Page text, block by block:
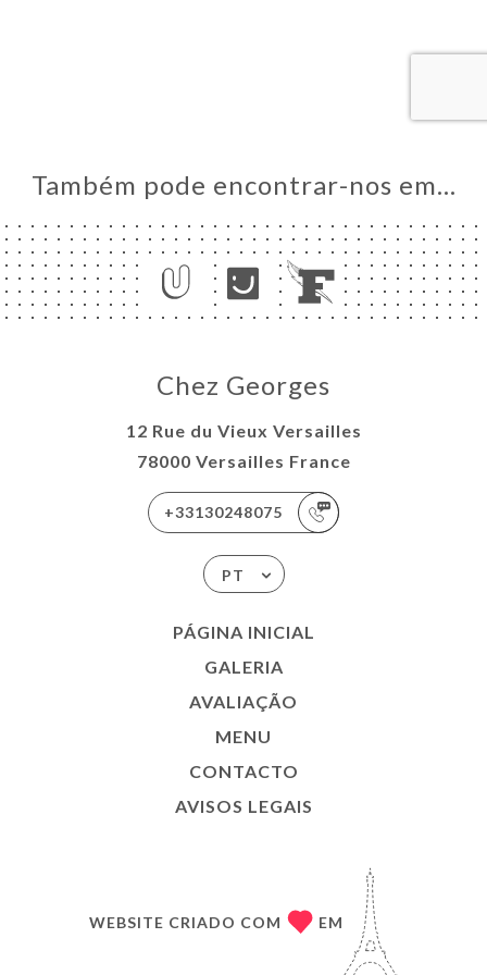
Também pode encontrar-nos em…
Chez Georges
12 Rue du Vieux Versailles
78000 Versailles France
+33130248075
PT
PÁGINA INICIAL
GALERIA
AVALIAÇÃO
MENU
CONTACTO
AVISOS LEGAIS
WEBSITE CRIADO COM EM